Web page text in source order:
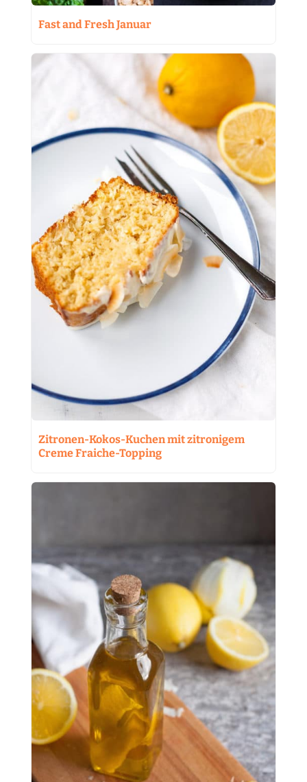
Fast and Fresh Januar
Zitronen-Kokos-Kuchen mit zitronigem
Creme Fraiche-Topping